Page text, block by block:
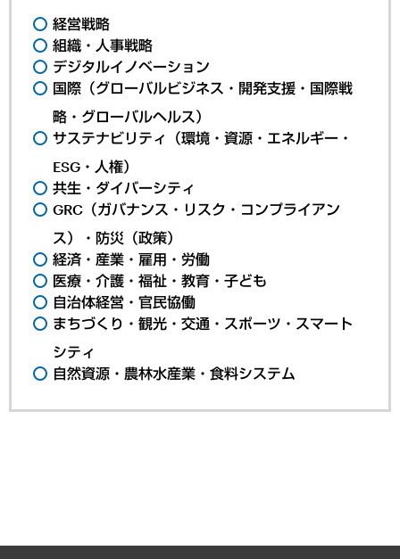
経営戦略
組織・人事戦略
デジタルイノベーション
国際（グローバルビジネス・開発支援・国際戦
略・グローバルヘルス）
サステナビリティ（環境・資源・エネルギー・
ESG・人権）
共生・ダイバーシティ
GRC（ガバナンス・リスク・コンプライアン
ス）・防災（政策）
経済・産業・雇用・労働
医療・介護・福祉・教育・子ども
自治体経営・官民協働
まちづくり・観光・交通・スポーツ・スマート
シティ
自然資源・農林水産業・食料システム